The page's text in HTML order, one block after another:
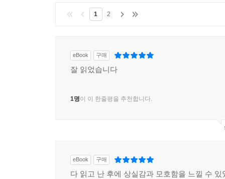
1 2
eBook 구매
잘 읽었습니다
1명이 이 한줄평을 추천합니다.
eBook 구매
다 읽고 난 후에 상실감과 모호함을 느낄 수 있